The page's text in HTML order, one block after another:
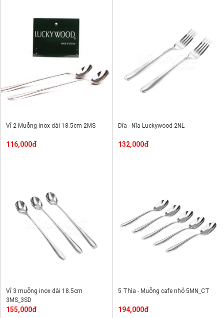
Vỉ 2 Muỗng inox dài 18.5cm 2MS
116,000đ
Dĩa - Nĩa Luckywood 2NL
132,000đ
Vỉ 3 muỗng inox dài 18.5cm
3MS_3SD
155,000đ
5 Thìa - Muỗng cafe nhỏ 5MN_CT
194,000đ